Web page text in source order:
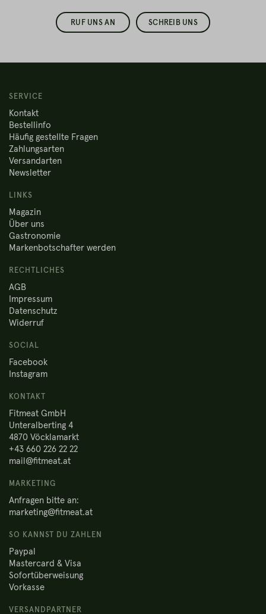
RUF UNS AN SCHREIB UNS
SERVICE
Kontakt
Bestellinfo
Häufig gestellte Fragen
Zahlungsarten
Versandarten
Newsletter
LINKS
Magazin
Über uns
Gastronomie
Markenbotschafter werden
RECHTLICHES
AGB
Impressum
Datenschutz
Widerruf
SOCIAL
Facebook
Instagram
KONTAKT
Fitmeat GmbH
Unteralberting 4
4870 Vöcklamarkt
+43 660 226 22 22
mail@fitmeat.at
MARKETING
Anfragen bitte an:
marketing@fitmeat.at
SO KANNST DU ZAHLEN
Paypal
Mastercard & Visa
Sofortüberweisung
Vorkasse
VERSANDPARTNER